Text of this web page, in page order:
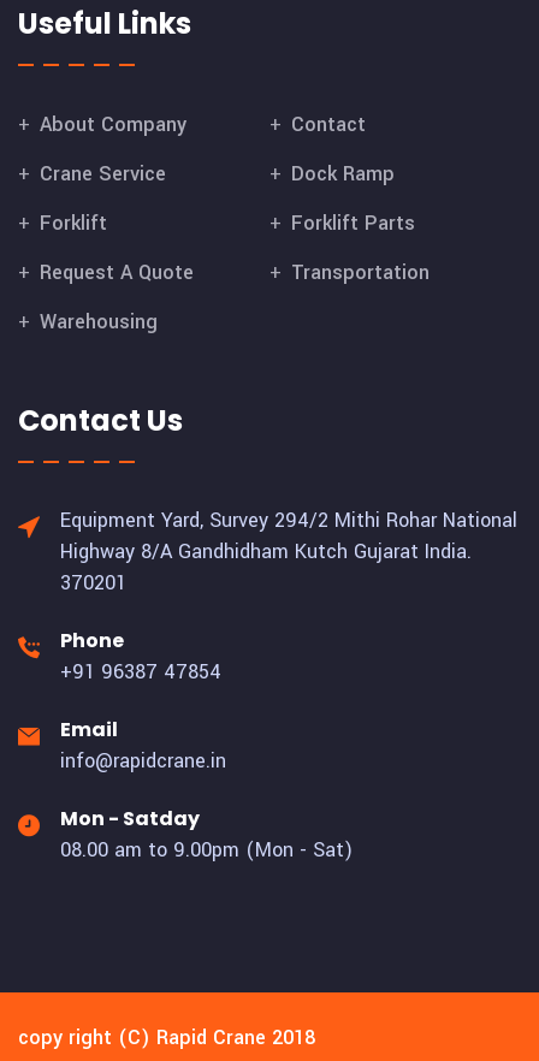
Useful Links
About Company
Contact
Crane Service
Dock Ramp
Forklift
Forklift Parts
Request A Quote
Transportation
Warehousing
Contact Us
Equipment Yard, Survey 294/2 Mithi Rohar National
Highway 8/A Gandhidham Kutch Gujarat India.
370201
Phone
+91 96387 47854
Email
info@rapidcrane.in
Mon - Satday
08.00 am to 9.00pm (Mon - Sat)
copy right (C) Rapid Crane 2018